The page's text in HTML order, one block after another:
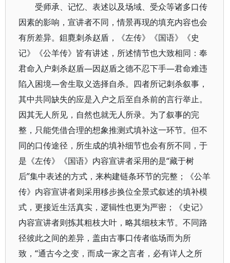
受师承、记忆、表述以及场域、受众等诸多口传
因素的影响，宣讲者不同，情景再现的填充内容也会
有所差异。鉏麑刺杀赵盾，《左传》《国语》《史
记》《公羊传》皆有讲述，所述情节也大致相同：奉
君命入户刺杀赵盾—因赵盾之德不忍下手—君命难违
陷入困境—舍生取义选择自杀。四者所记刺杀叙事，
其中共同缺失的应是入户之后至自杀前的言行举止。
因其无人所见，自然也就无人所录。为了叙事的完
整，只能凭借合理的想象推测式填补这一环节。但不
同的口传途径，所生成的填补细节也会有所不同，于
是《左传》《国语》内容宣讲者采用的是“藏于树
后”集中表述的方式，来构建链条环节的完整；《公羊
传》内容宣讲者则采用移步换位全景式叙述的填补模
式，更接近生活真实，逻辑性也更为严密；《史记》
内容宣讲者则拣其粗枝大叶，略其细枝末节。不同路
径彼此之间的差异，盖由古事口传者临场而为所
致，“通古今之变，而成一家之言者，必有详人之所